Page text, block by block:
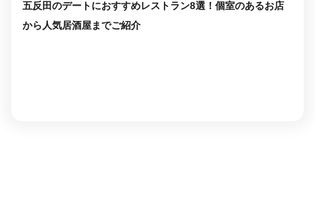
五反田のデートにおすすめレストラン8選！個室のあるお店
から人気居酒屋までご紹介